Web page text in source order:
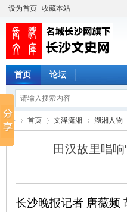
设为首页 收藏本站
首页 论坛
首页 文泽潇湘 湖湘人物
田汉故里唱
长沙晚报记者 唐薇频